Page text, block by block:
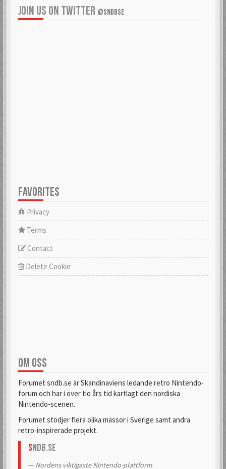
JOIN US ON TWITTER @SNDBSE
FAVORITES
Privacy
Terms
Contact
Delete Cookie
OM OSS
Forumet sndb.se är Skandinaviens ledande retro Nintendo-
forum och har i över tio års tid kartlagt den nordiska
Nintendo-scenen.
Forumet stödjer flera olika mässor i Sverige samt andra
retro-inspirerade projekt.
SNDB.se
Nordens viktigaste Nintendo-plattform